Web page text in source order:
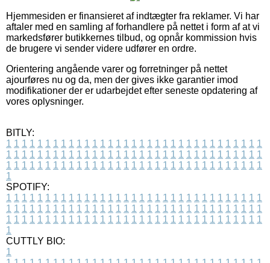
Hjemmesiden er finansieret af indtægter fra reklamer. Vi har
aftaler med en samling af forhandlere på nettet i form af at vi
markedsfører butikkernes tilbud, og opnår kommission hvis
de brugere vi sender videre udfører en ordre.
Orientering angående varer og forretninger på nettet
ajourføres nu og da, men der gives ikke garantier imod
modifikationer der er udarbejdet efter seneste opdatering af
vores oplysninger.
BITLY:
1 1 1 1 1 1 1 1 1 1 1 1 1 1 1 1 1 1 1 1 1 1 1 1 1 1 1 1 1 1 1 1 1
1 1 1 1 1 1 1 1 1 1 1 1 1 1 1 1 1 1 1 1 1 1 1 1 1 1 1 1 1 1 1 1 1
1 1 1 1 1 1 1 1 1 1 1 1 1 1 1 1 1 1 1 1 1 1 1 1 1 1 1 1 1 1 1 1 1
1
SPOTIFY:
1 1 1 1 1 1 1 1 1 1 1 1 1 1 1 1 1 1 1 1 1 1 1 1 1 1 1 1 1 1 1 1 1
1 1 1 1 1 1 1 1 1 1 1 1 1 1 1 1 1 1 1 1 1 1 1 1 1 1 1 1 1 1 1 1 1
1 1 1 1 1 1 1 1 1 1 1 1 1 1 1 1 1 1 1 1 1 1 1 1 1 1 1 1 1 1 1 1 1
1
CUTTLY BIO:
1